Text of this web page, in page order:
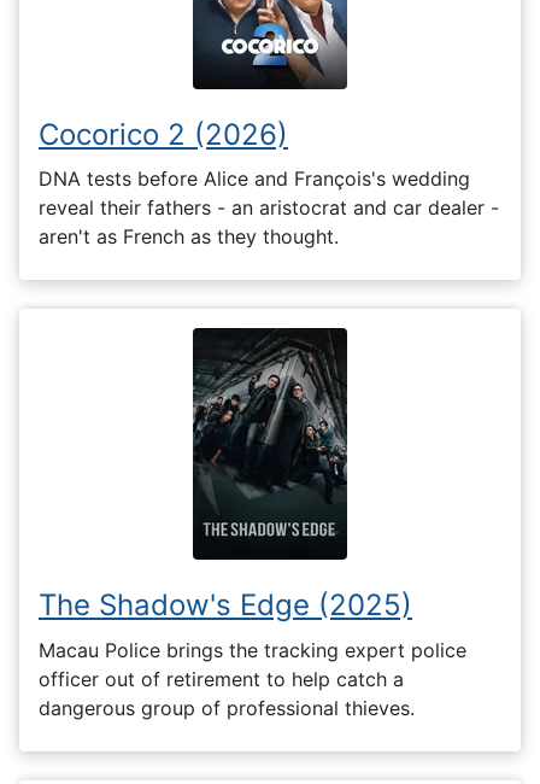
Cocorico 2 (2026)
DNA tests before Alice and François's wedding
reveal their fathers - an aristocrat and car dealer -
aren't as French as they thought.
The Shadow's Edge (2025)
Macau Police brings the tracking expert police
officer out of retirement to help catch a
dangerous group of professional thieves.